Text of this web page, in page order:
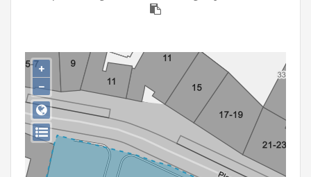
Gebeurtenis
Downloads
Hergebruik
Aanmelden
+
−